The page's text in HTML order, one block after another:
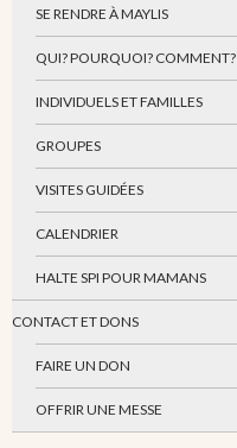
SE RENDRE À MAYLIS
QUI? POURQUOI? COMMENT?
INDIVIDUELS ET FAMILLES
GROUPES
VISITES GUIDÉES
CALENDRIER
HALTE SPI POUR MAMANS
CONTACT ET DONS
FAIRE UN DON
OFFRIR UNE MESSE